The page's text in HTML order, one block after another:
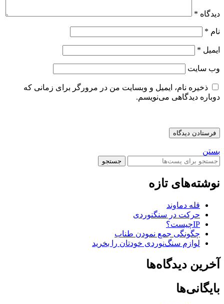
دیدگاه *
نام *
ایمیل *
وب‌ سایت
ذخیره نام، ایمیل و وبسایت من در مرورگر برای زمانی که
دوباره دیدگاهی می‌نویسم.
بستن
جستجو
نوشته‌های تازه
قله دماوند
حرکت در سنگنوردی
IPچیست؟
چگونگی جمع نمودن طناب
لوازم سنگ‌نوردی خودتان را بخرید
آخرین دیدگاه‌ها
بایگانی‌ها